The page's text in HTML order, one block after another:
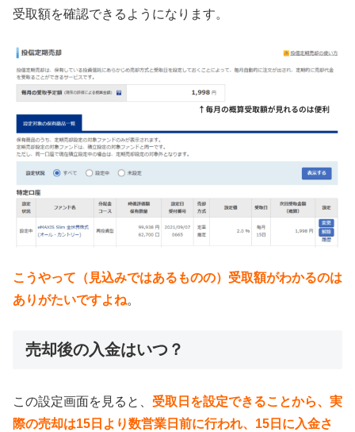
受取額を確認できるようになります。
こうやって（見込みではあるものの）受取額がわかるのは
ありがたいですよね。
売却後の入金はいつ？
この設定画面を見ると、 受取日を設定できることから、実
際の売却は15日より数営業日前に行われ、15日に入金さ